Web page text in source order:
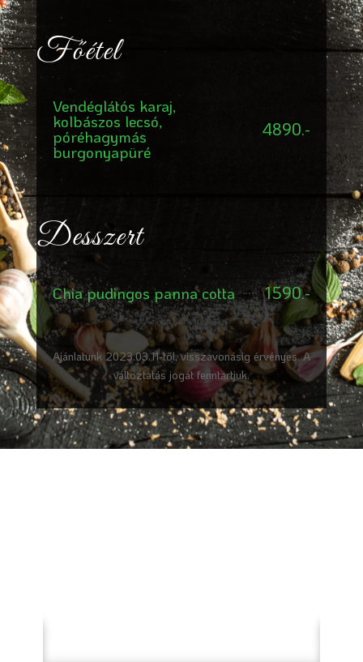
Főétel
Vendéglátós karaj,
kolbászos lecsó,
póréhagymás
burgonyapüré
4890.-
Desszert
Chia pudingos panna cotta 1590.-
Ajánlatunk 2023.03.11-től, visszavonásig érvényes. A
változtatás jogát fenntartjuk.